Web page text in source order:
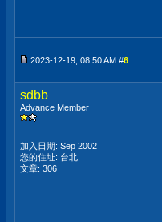
2023-12-19, 08:50 AM #6
sdbb
Advance Member
加入日期: Sep 2002
您的住址: 台北
文章: 306